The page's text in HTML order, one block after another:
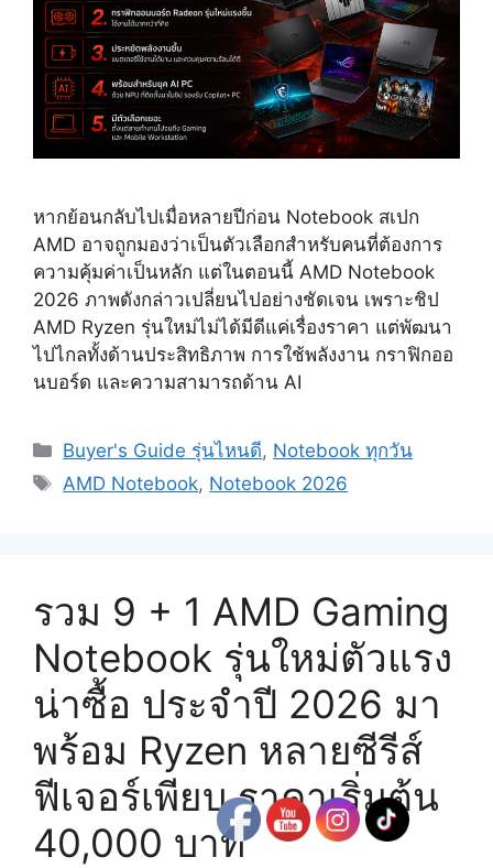
หากย้อนกลับไปเมื่อหลายปีก่อน Notebook สเปก
AMD อาจถูกมองว่าเป็นตัวเลือกสำหรับคนที่ต้องการ
ความคุ้มค่าเป็นหลัก แต่ในตอนนี้ AMD Notebook
2026 ภาพดังกล่าวเปลี่ยนไปอย่างชัดเจน เพราะชิป
AMD Ryzen รุ่นใหม่ไม่ได้มีดีแค่เรื่องราคา แต่พัฒนา
ไปไกลทั้งด้านประสิทธิภาพ การใช้พลังงาน กราฟิกออ
นบอร์ด และความสามารถด้าน AI
Categories
Buyer's Guide รุ่นไหนดี, Notebook ทุกวัน
Tags
AMD Notebook, Notebook 2026
รวม 9 + 1 AMD Gaming
Notebook รุ่นใหม่ตัวแรง
น่าซื้อ ประจำปี 2026 มา
พร้อม Ryzen หลายซีรีส์
ฟีเจอร์เพียบ ราคาเริ่มต้น
40,000 บาท